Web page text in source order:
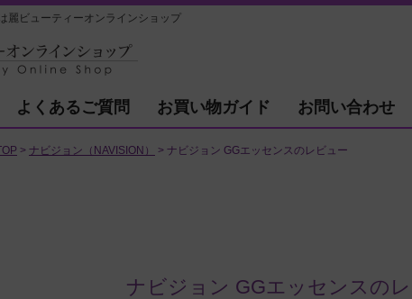
麗ビューティーオンラインショップ
よくあるご質問 お買い物ガイド お問い合わせ
ナビジョン（NAVISION） ナビジョン GGエッセンスのレビュー
ナビジョン GGエッセンスの